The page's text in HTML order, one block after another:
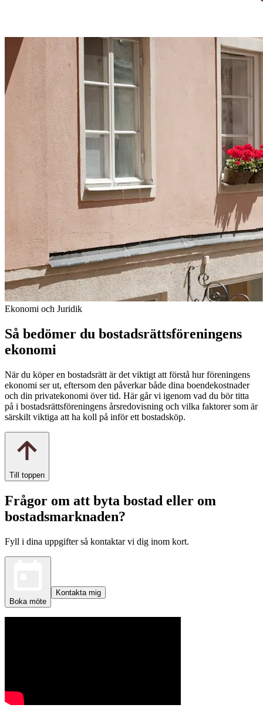
Ekonomi och Juridik
Så bedömer du bostadsrättsföreningens
ekonomi
När du köper en bostadsrätt är det viktigt att förstå hur föreningens
ekonomi ser ut, eftersom den påverkar både dina boendekostnader
och din privatekonomi över tid. Här går vi igenom vad du bör titta
på i bostadsrättsföreningens årsredovisning och vilka faktorer som är
särskilt viktiga att ha koll på inför ett bostadsköp.
Till toppen
Frågor om att byta bostad eller om
bostadsmarknaden?
Fyll i dina uppgifter så kontaktar vi dig inom kort.
Boka möte
Kontakta mig